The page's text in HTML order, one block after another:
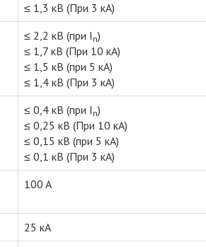
≤ 1,3 кВ (При 3 кА)
≤ 2,2 кВ (при I n)
≤ 1,7 кВ (При 10 кА)
≤ 1,5 кВ (при 5 кА)
≤ 1,4 кВ (При 3 кА)
≤ 0,4 кВ (при I n)
≤ 0,25 кВ (При 10 кА)
≤ 0,15 кВ (при 5 кА)
≤ 0,1 кВ (При 3 кА)
100 A
25 кA